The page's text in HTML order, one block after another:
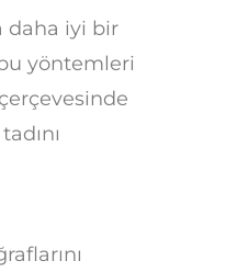
daha iyi bir
yöntemleri